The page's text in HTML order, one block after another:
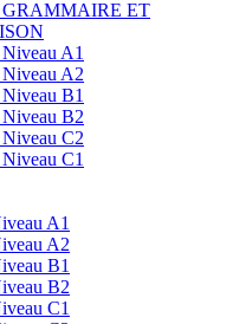
GRAMMAIRE ET
A1
A2
B1
B2
C2
C1
A1
A2
B1
B2
C1